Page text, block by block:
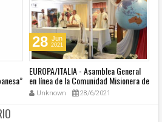
28 Jun
2021
EUROPA/ITALIA - Asamblea General
en línea de la Comunidad Misionera de
Villaregia
Unknown 28/6/2021